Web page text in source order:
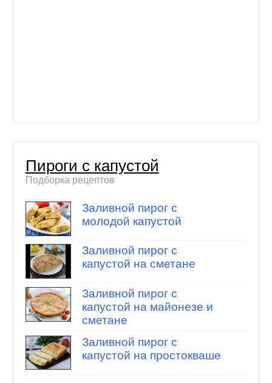
Пироги с капустой
Подборка рецептов
Заливной пирог с
молодой капустой
Заливной пирог с
капустой на сметане
Заливной пирог с
капустой на майонезе и
сметане
Заливной пирог с
капустой на простокваше